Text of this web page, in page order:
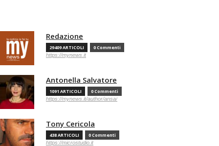
Redazione
29409 ARTICOLI 0 Commenti
https://mynews.it
Antonella Salvatore
1091 ARTICOLI 0 Commenti
https://mynews.it/author/ansa/
Tony Cericola
438 ARTICOLI 0 Commenti
https://microstudio.it